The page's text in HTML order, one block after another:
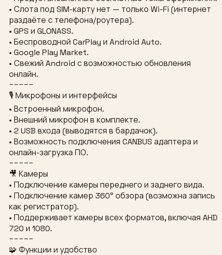
• Слота под SIM-карту нет — только Wi-Fi (интернет
раздаёте с телефона/роутера).
• GPS и GLONASS.
• Беспроводной CarPlay и Android Auto.
• Google Play Market.
• Свежий Android с возможностью обновления
онлайн.
−−−−−
🎙 Микрофоны и интерфейсы
• Встроенный микрофон.
• Внешний микрофон в комплекте.
• 2 USB входа (выводятся в бардачок).
• Возможность подключения CANBUS адаптера и
онлайн-загрузка ПО.
−−−−−
🎥 Камеры
• Подключение камеры переднего и заднего вида.
• Подключение камер 360° обзора (возможна запись
как регистратор).
• Поддерживает камеры всех форматов, включая AHD
720 и 1080.
−−−−−
🧩 Функции и удобство